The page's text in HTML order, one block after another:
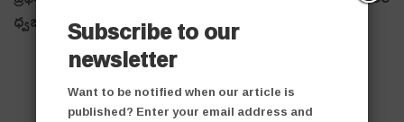
ధ్వ‌జ‌మెత్తారు.Subscribe to our
newsletter
Want to be notified when our article is
published? Enter your email address and